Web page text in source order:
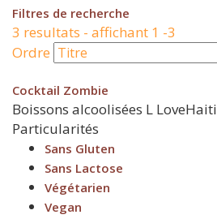
Filtres de recherche
3 resultats - affichant 1 -3
Ordre
Cocktail Zombie
Boissons alcoolisées L LoveHaiti
Particularités
Sans Gluten
Sans Lactose
Végétarien
Vegan